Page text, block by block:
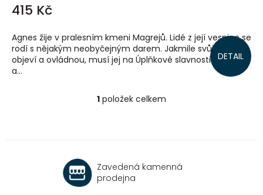
415 Kč
DETAIL
Agnes žije v pralesním kmeni Magrejů. Lidé z její vesnice se
rodí s nějakým neobyčejným darem. Jakmile svůj dar
objeví a ovládnou, musí jej na Úplňkové slavnosti předvést
a...
O
c
í
1 položek celkem
Zavedená kamenná
prodejna